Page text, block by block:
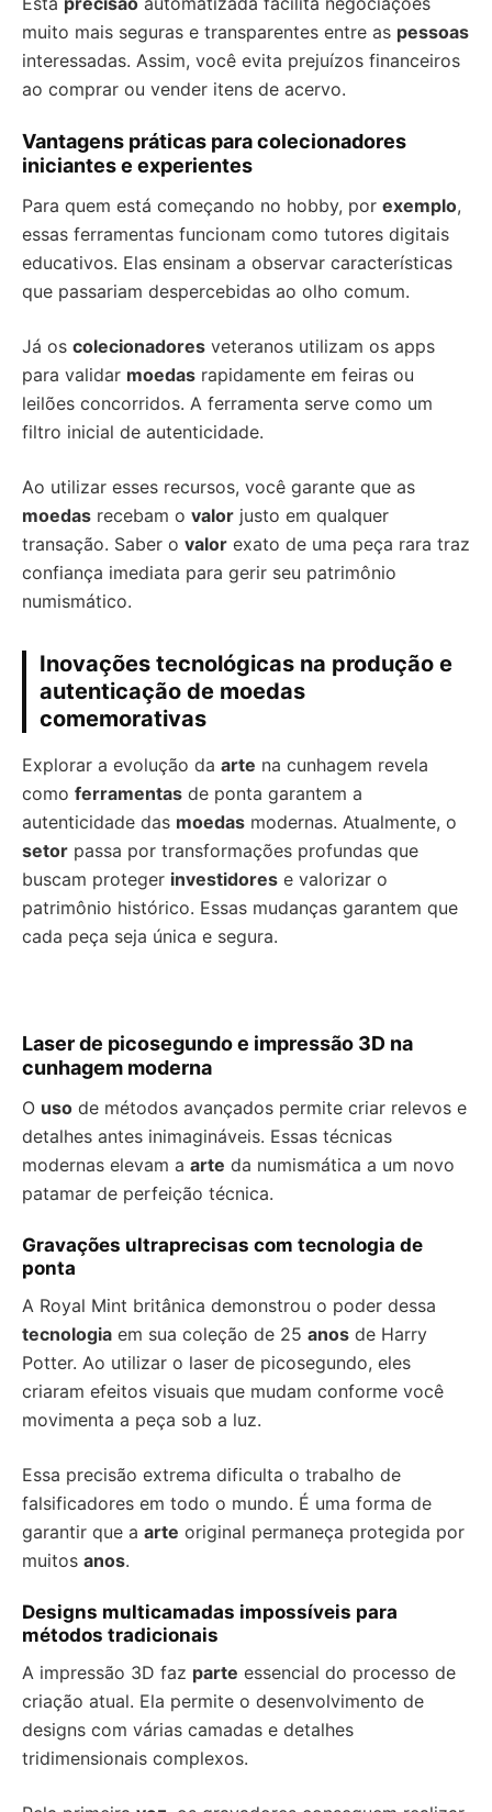
muito mais seguras e transparentes entre as pessoas
interessadas. Assim, você evita prejuízos financeiros
ao comprar ou vender itens de acervo.
Vantagens práticas para colecionadores
iniciantes e experientes
Para quem está começando no hobby, por exemplo,
essas ferramentas funcionam como tutores digitais
educativos. Elas ensinam a observar características
que passariam despercebidas ao olho comum.
Já os colecionadores veteranos utilizam os apps
para validar moedas rapidamente em feiras ou
leilões concorridos. A ferramenta serve como um
filtro inicial de autenticidade.
Ao utilizar esses recursos, você garante que as
moedas recebam o valor justo em qualquer
transação. Saber o valor exato de uma peça rara traz
confiança imediata para gerir seu patrimônio
numismático.
Inovações tecnológicas na produção e
autenticação de moedas
comemorativas
Explorar a evolução da arte na cunhagem revela
como ferramentas de ponta garantem a
autenticidade das moedas modernas. Atualmente, o
setor passa por transformações profundas que
buscam proteger investidores e valorizar o
patrimônio histórico. Essas mudanças garantem que
cada peça seja única e segura.
Laser de picosegundo e impressão 3D na
cunhagem moderna
O uso de métodos avançados permite criar relevos e
detalhes antes inimagináveis. Essas técnicas
modernas elevam a arte da numismática a um novo
patamar de perfeição técnica.
Gravações ultraprecisas com tecnologia de
ponta
A Royal Mint britânica demonstrou o poder dessa
tecnologia em sua coleção de 25 anos de Harry
Potter. Ao utilizar o laser de picosegundo, eles
criaram efeitos visuais que mudam conforme você
movimenta a peça sob a luz.
Essa precisão extrema dificulta o trabalho de
falsificadores em todo o mundo. É uma forma de
garantir que a arte original permaneça protegida por
muitos anos.
Designs multicamadas impossíveis para
métodos tradicionais
A impressão 3D faz parte essencial do processo de
criação atual. Ela permite o desenvolvimento de
designs com várias camadas e detalhes
tridimensionais complexos.